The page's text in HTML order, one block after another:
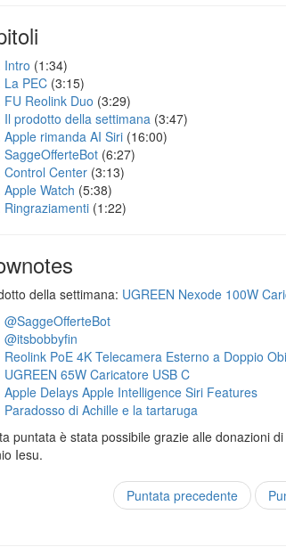
Intro (1:34)
La PEC (3:15)
FU Reolink Duo (3:29)
Il prodotto della settimana (3:47)
Apple rimanda AI Siri (16:00)
SaggeOfferteBot (6:27)
Control Center (3:13)
Apple Watch (5:38)
Ringraziamenti (1:22)
della settimana: UGREEN Nexode 100W
@SaggeOfferteBot
@itsbobbyfin
Reolink PoE 4K Telecamera Esterno a Doppio
UGREEN 65W Caricatore USB C
Apple Delays Apple Intelligence Siri Features
Paradosso di Achille e la tartaruga
puntata è stata possibile grazie alle donazioni
Iesu.
Puntata precedente